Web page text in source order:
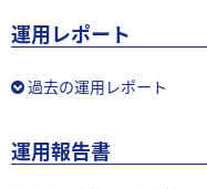
運用レポート
過去の運用レポート
運用報告書